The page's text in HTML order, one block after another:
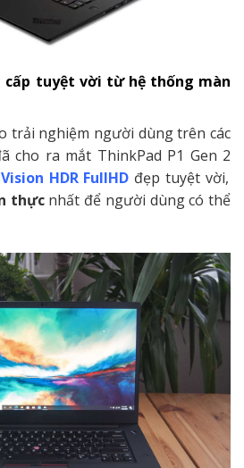
cấp tuyệt vời từ hệ thống màn
trải nghiệm người dùng trên các
cho ra mắt ThinkPad P1 Gen 2
HDR FullHD đẹp tuyệt vời,
thựcnhất để người dùng có thể